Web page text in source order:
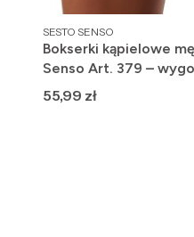
PRODUCENT
SESTO SENSO
Bokserki kąpielowe
Senso Art. 379 –
szybkoschnące
Cena
55,99 zł